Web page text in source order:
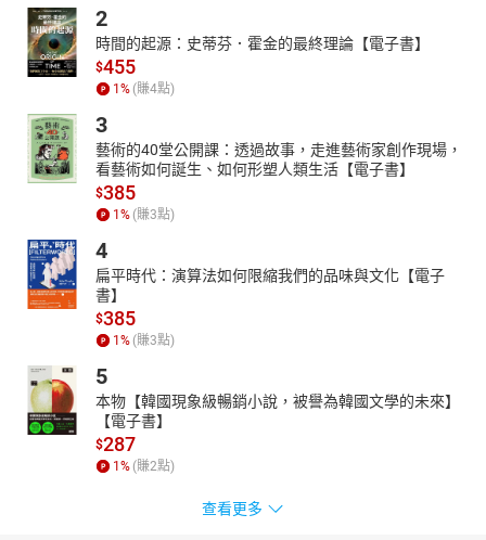
◎本書由兩位重量級作家共同創作，展現這對最佳教育夥伴多年互
動中的深刻對話：
．《麥田裡的老師》、《心教》、《心念》心靈實作名師、暢銷作
．橫掃金鼎獎、台北國際書展大獎、時報開卷年度好書等獎項的作
家甘耀明。
◎由對話時，把耳朵和心靈打開傾聽談起，學習適時停頓、語意明
確，並以「怎麼了？」、「怎麼辦？」表達好奇。每天五分鐘的練
習，建立和諧與自在的人際相處。
【名人推薦】
◎葉丙成
（台大電機系教授．翻轉教學名師）專文推薦！21位教育
工作者感動推薦！
**張輝誠（中山女高國文老師、學思達創辦人）－－**人是群居動
物，自然少不得溝通。從前人說，話不投機半句多，酒逢知己千杯
少。這兩句很有意思，前者可見對話多麼困難，話不投機，半句嫌
多，溝通中斷了，連結也失敗；後者可見對話多麼迷人，一旦合
拍，溝通順暢，把酒言歡，一杯接一杯，其樂洋洋，其實酒只是助
興外物，真正讓情投意合還是溝通的對話。問題來了，怎樣才不會
話不投機？怎樣才能愈聊愈開，愈說愈多，愈談愈深，甚至閒談之
說，《對話的力量》正是完全解說和示範。讀完此書，學起來，對
2
時間的起源：史蒂芬．霍金的最終理論【電子書】
$455
1 % (賺4點)
3
藝術的40堂公開課：透過故事，走進藝術家創作現場，
看藝術如何誕生、如何形塑人類生活【電子書】
$385
1 % (賺3點)
4
扁平時代：演算法如何限縮我們的品味與文化【電子
書】
$385
1 % (賺3點)
5
本物【韓國現象級暢銷小說，被譽為韓國文學的未來】
【電子書】
$287
1 % (賺2點)
查看更多